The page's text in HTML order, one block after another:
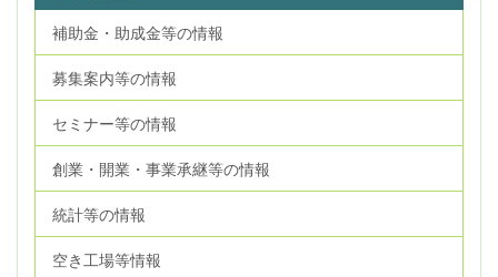
補助金・助成金等の情報
募集案内等の情報
セミナー等の情報
創業・開業・事業承継等の情報
統計等の情報
空き工場等情報